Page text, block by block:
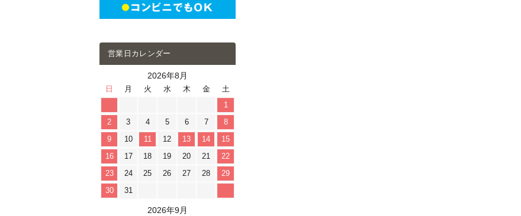
営業日カレンダー
2026年8月
日 月 火 水 木 金
土
1
2
3 4 5 6 7
8
9
10 11 12 13 14
15
16
17 18 19 20 21
22
23
24 25 26 27 28
29
30
31
2026年9月